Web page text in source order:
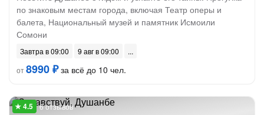
по знаковым местам города, включая Театр оперы и
балета, Национальный музей и памятник Исмоили
Сомони
Завтра в 09:00
9 авг в 09:00
от8990 ₽за всё до 10 чел.
6 отзывов